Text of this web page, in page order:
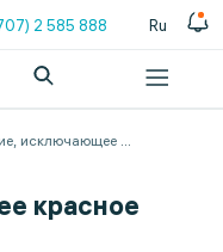
2 585 888 Ru
исключающее ...
красное